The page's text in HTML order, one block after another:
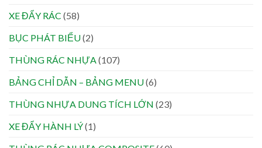
XE ĐẨY RÁC (58)
BỤC PHÁT BIỂU(2)
THÙNG RÁC NHỰA(107)
BẢNG CHỈ DẪN – BẢNG MENU(6)
THÙNG NHỰA DUNG TÍCH LỚN (23)
XE ĐẨY HÀNH LÝ(1)